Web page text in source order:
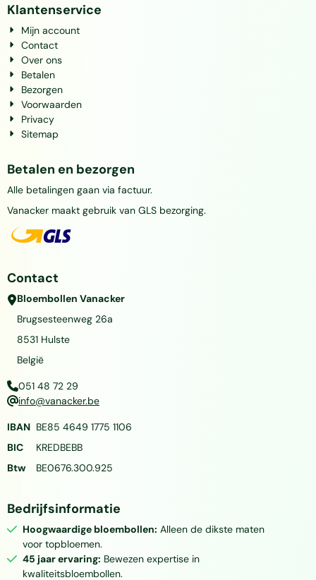
Klantenservice
Mijn account
Contact
Over ons
Betalen
Bezorgen
Voorwaarden
Privacy
Sitemap
Betalen en bezorgen
Alle betalingen gaan via factuur.
Vanacker maakt gebruik van GLS bezorging.
Contact
Bloembollen Vanacker
Brugsesteenweg 26a
8531 Hulste
België
051 48 72 29
info@vanacker.be
IBAN BE85 4649 1775 1106
BIC
KREDBEBB
Btw
BE0676.300.925
Bedrijfsinformatie
Hoogwaardige bloembollen: Alleen de dikste maten
voor topbloemen.
45 jaar ervaring: Bewezen expertise in
kwaliteitsbloembollen.